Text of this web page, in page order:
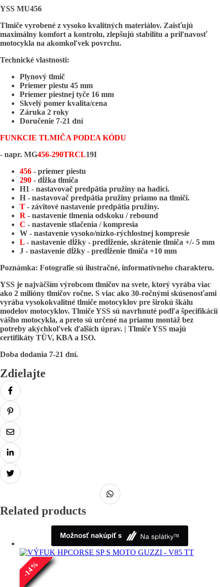
YSS MU456
Tlmiče vyrobené z vysoko kvalitných materiálov. Zaisťujú
maximálny komfort a kontrolu, zlepšujú stabilitu a priľnavosť
motocykla na akomkoľvek povrchu.
Technické vlastnosti:
Plynový tlmič
Priemer piestu 45 mm
Priemer piestnej tyče 16 mm
Skvelý pomer kvalita/cena
Záruka 2 roky
Doručenie 7-21 dní
FUNKCIE TLMIČA PODĽA KÓDU
- napr. MG456-290TRCL19I
456 - priemer piestu
290 - dĺžka tlmiča
H1 - nastavovač predpätia pružiny na hadici.
H - nastavovač predpätia pružiny priamo na tlmiči.
T - závitové nastavenie predpätia pružiny.
R - nastavenie tlmenia odskoku / rebound
C - nastavenie stlačenia / kompresia
W - nastavenie vysoko/nízko-rýchlostnej kompresie
L - nastavenie dĺžky - predĺženie, skrátenie tlmiča +/- 5 mm
J - nastavenie dĺžky - predĺženie tlmiča +10 mm
Poznámka: Fotografie sú ilustračné, informatívneho charakteru.
YSS je najväčším výrobcom tlmičov na svete, ktorý vyrába viac
ako 2 milióny tlmičov ročne. S viac ako 30-ročnými skúsenosťami
vyrába vysokokvalitné tlmiče motocyklov pre širokú škálu
modelov motocyklov. Tlmiče YSS sú navrhnuté podľa špecifikácií
vášho motocykla, a preto sú určené na priamu montáž bez
potreby akýchkoľvek ďalších úprav. | Tlmiče YSS majú
certifikáty TÜV, KBA a ISO.
Doba dodania 7-21 dní.
Zdielajte
Related products
-
14
%